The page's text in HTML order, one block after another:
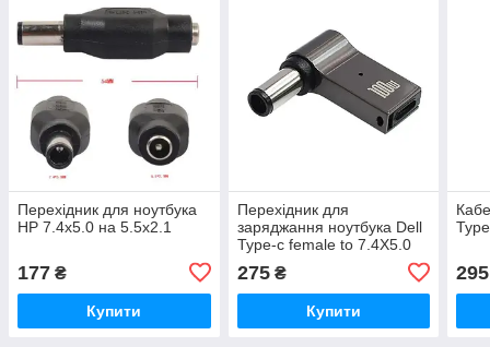
Перехідник для ноутбука
HP 7.4x5.0 на 5.5x2.1
177 ₴
Купити
Перехідник для
заряджання ноутбука Dell
Type-c female to 7.4X5.0
гніздо/7.4X5.0-штекер)
PD100W
275₴
Купити
295